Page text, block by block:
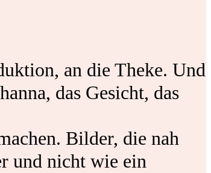
an die Theke. Und
das Gesicht, das
Bilder, die nah
und nicht wie ein